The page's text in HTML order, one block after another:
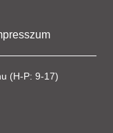
(H-P: 9-17)